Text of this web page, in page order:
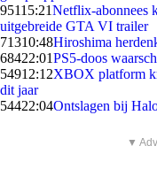
95115:21Netflix-abonnees
uitgebreide GTA VI trailer
71310:48Hiroshima
68422:01PS5-doos
54912:12XBOX platform
dit jaar
54422:04Ontslagen bij
▼